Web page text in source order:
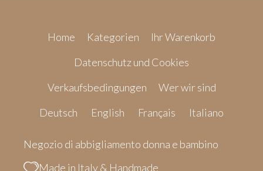
Home Kategorien
Ihr Warenkorb
Datenschutz und Cookies
Verkaufsbedingungen
Wer wir sind
Deutsch
English Français Italiano
Negozio di abbigliamento donna e bambino
Made in Italy & Handmade